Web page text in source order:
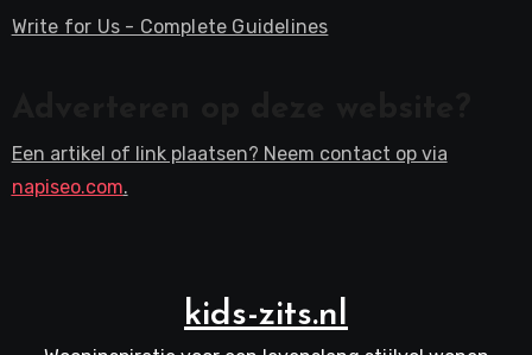
Write for Us - Complete Guidelines
Een artikel of link plaatsen? Neem contact op via
napiseo.com.
kids-zits.nl